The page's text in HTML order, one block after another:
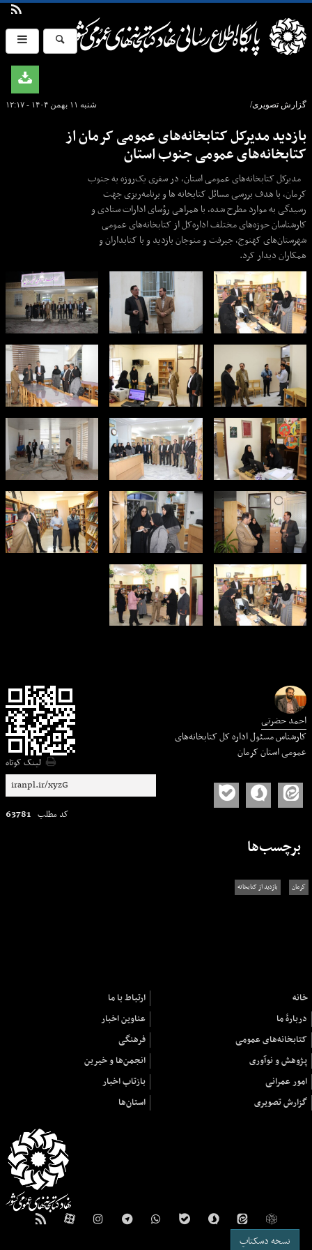
شنبه ۱۱ بهمن ۱۴۰۴ - ۱۲:۱۷ گزارش تصویری/
بازدید مدیرکل کتابخانه‌های عمومی کرمان از
کتابخانه‌های عمومی جنوب استان
مدیرکل کتابخانه‌های عمومی استان، در سفری یک‌روزه به جنوب
کرمان، با هدف بررسی مسائل کتابخانه ها و برنامه‌ریزی جهت
رسیدگی به موارد مطرح شده، با همراهی رؤسای ادارات ستادی و
کارشناسان حوزه‌های مختلف اداره‌کل از کتابخانه‌های عمومی
شهرستان‌های کهنوج، جیرفت و منوجان بازدید و با کتابداران و
همکاران دیدار کرد.
احمد حضرتی
کارشناس مسئول اداره کل کتابخانه‌های
عمومی استان کرمان
لینک کوتاه
کد مطلب 63781
برچسب‌ها
كرمان بازدید از کتابخانه
خانه
ارتباط با ما
دربارهٔ ما
عناوین اخبار
کتابخانه‌های عمومی
فرهنگی
پژوهش و نوآوری
انجمن‌ها و خیرین
امور عمرانی
بازتاب اخبار
گزارش تصویری
استان‌ها
نسخه دسکتاپ